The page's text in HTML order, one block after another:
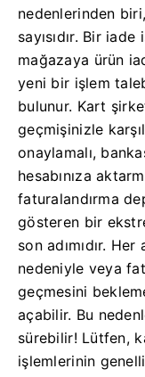
nedenlerinden
sayısıdır. Bir
mağazaya ürün
yeni bir işlem
bulunur. Kart
geçmişinizle
onaylamalı,
hesabınıza
faturalandırma
gösteren bir
son adımıdır.
nedeniyle veya
geçmesini
açabilir. Bu
sürebilir! Lütfen,
işlemlerinin